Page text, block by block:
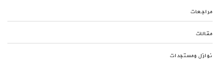
مراجعات
مقالات
نوازل ومستجدات